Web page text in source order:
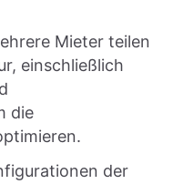
Mieter teilen
einschließlich
die
der